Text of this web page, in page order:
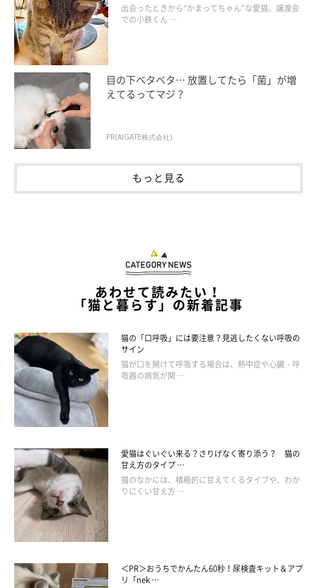
出会ったときから“かまってちゃん”な愛猫。譲渡会
での小鉄くん …
目の下ベタベタ… 放置してたら「菌」が増
えてるってマジ？
PR(AIGATE株式会社)
もっと見る
あわせて読みたい！
「猫と暮らす」の新着記事
猫の「口呼吸」には要注意？見逃したくない呼吸の
サイン
猫が口を開けて呼吸する場合は、熱中症や心臓・呼
吸器の病気が関 …
愛猫はぐいぐい来る？さりげなく寄り添う？ 猫の
甘え方のタイプ …
猫のなかには、積極的に甘えてくるタイプや、わか
りにくい甘え方 …
＜PR＞おうちでかんたん60秒！尿検査キット＆アプ
リ「nek …